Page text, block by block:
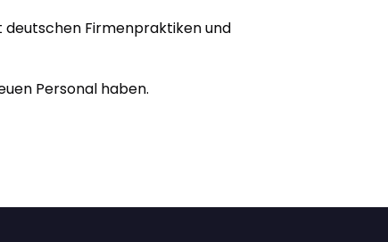
deutschen Firmenpraktiken und
Personal haben.